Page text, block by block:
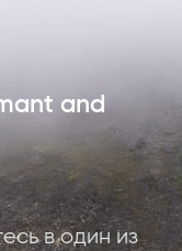
and
в один из